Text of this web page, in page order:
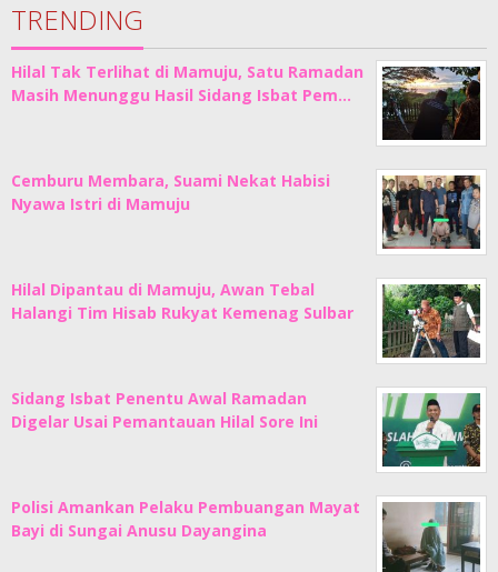
TRENDING
Hilal Tak Terlihat di Mamuju, Satu Ramadan
Masih Menunggu Hasil Sidang Isbat Pem…
Cemburu Membara, Suami Nekat Habisi
Nyawa Istri di Mamuju
Hilal Dipantau di Mamuju, Awan Tebal
Halangi Tim Hisab Rukyat Kemenag Sulbar
Sidang Isbat Penentu Awal Ramadan
Digelar Usai Pemantauan Hilal Sore Ini
Polisi Amankan Pelaku Pembuangan Mayat
Bayi di Sungai Anusu Dayangina